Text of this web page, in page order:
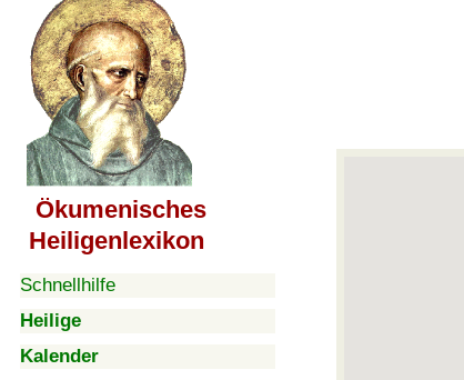
Ökumenisches
Heiligenlexikon
Schnellhilfe
Heilige
Kalender